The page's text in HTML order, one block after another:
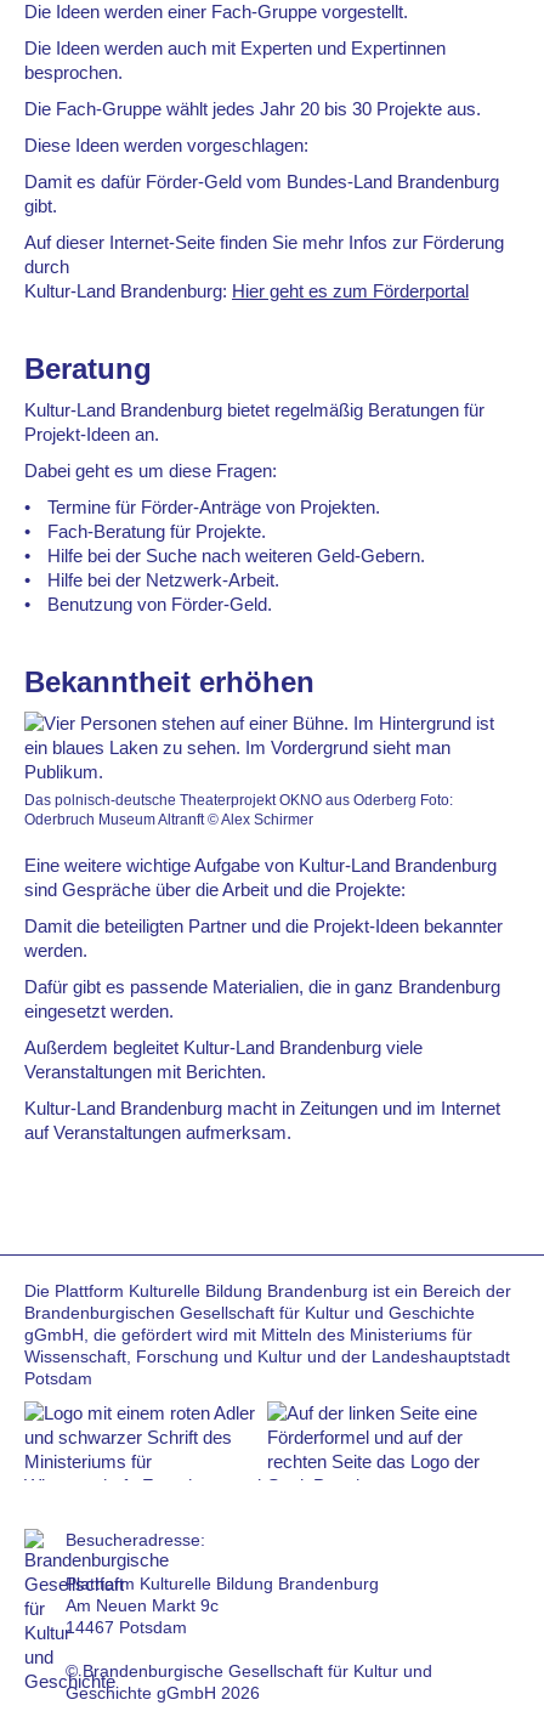
Die Ideen werden einer Fach-Gruppe vorgestellt.
Die Ideen werden auch mit Experten und Expertinnen
besprochen.
Die Fach-Gruppe wählt jedes Jahr 20 bis 30 Projekte aus.
Diese Ideen werden vorgeschlagen:
Damit es dafür Förder-Geld vom Bundes-Land Brandenburg
gibt.
Auf dieser Internet-Seite finden Sie mehr Infos zur Förderung
durch
Kultur-Land Brandenburg: Hier geht es zum Förderportal
Beratung
Kultur-Land Brandenburg bietet regelmäßig Beratungen für
Projekt-Ideen an.
Dabei geht es um diese Fragen:
Termine für Förder-Anträge von Projekten.
Fach-Beratung für Projekte.
Hilfe bei der Suche nach weiteren Geld-Gebern.
Hilfe bei der Netzwerk-Arbeit.
Benutzung von Förder-Geld.
Bekanntheit erhöhen
Das polnisch-deutsche Theaterprojekt OKNO aus Oderberg Foto:
Oderbruch Museum Altranft © Alex Schirmer
Eine weitere wichtige Aufgabe von Kultur-Land Brandenburg
sind Gespräche über die Arbeit und die Projekte:
Damit die beteiligten Partner und die Projekt-Ideen bekannter
werden.
Dafür gibt es passende Materialien, die in ganz Brandenburg
eingesetzt werden.
Außerdem begleitet Kultur-Land Brandenburg viele
Veranstaltungen mit Berichten.
Kultur-Land Brandenburg macht in Zeitungen und im Internet
auf Veranstaltungen aufmerksam.
Die Plattform Kulturelle Bildung Brandenburg ist ein Bereich der
Brandenburgischen Gesellschaft für Kultur und Geschichte
gGmbH, die gefördert wird mit Mitteln des Ministeriums für
Wissenschaft, Forschung und Kultur und der Landeshauptstadt
Potsdam
Besucheradresse:
Plattform Kulturelle Bildung Brandenburg
Am Neuen Markt 9c
14467 Potsdam
© Brandenburgische Gesellschaft für Kultur und
Geschichte gGmbH 2026